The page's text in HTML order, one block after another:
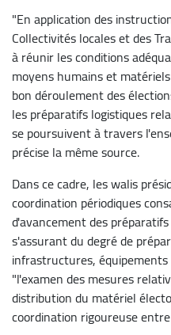
"En application des
Collectivités locales et des
à réunir les conditions
moyens humains et
bon déroulement des
les préparatifs logistiques
se poursuivent à travers
précise la même source.
Dans ce cadre, les walis
coordination périodiques
d'avancement des
s'assurant du degré de
infrastructures,
"l'examen des mesures
distribution du matériel
coordination rigoureuse